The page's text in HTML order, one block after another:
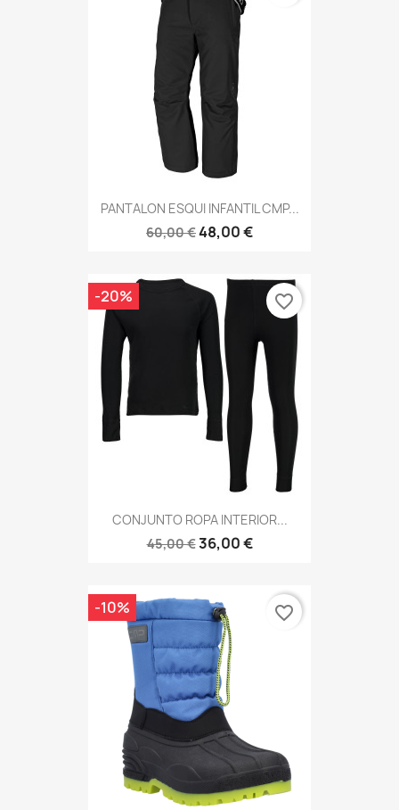
PANTALON ESQUI INFANTIL CMP...
60,00 €48,00 €
CONJUNTO ROPA INTERIOR...
45,00 €36,00 €
-20% favorite_border
-10% favorite_border